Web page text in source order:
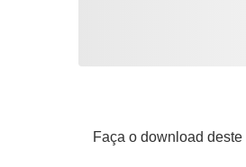
Faça o download deste